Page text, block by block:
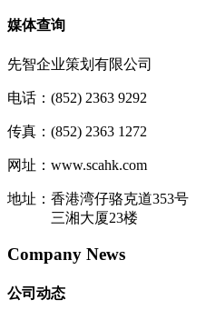
媒体查询
先智企业策划有限公司
电话：(852) 2363 9292
传真：(852) 2363 1272
网址：www.scahk.com
地址：香港湾仔骆克道353号
三湘大厦23楼
Company News
公司动态